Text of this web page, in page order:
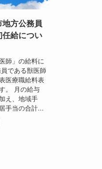
地方公務員
給につい
師」の給料に
である獣医師
医療職給料表
。 月の給与
え、地域手
手当の合計...